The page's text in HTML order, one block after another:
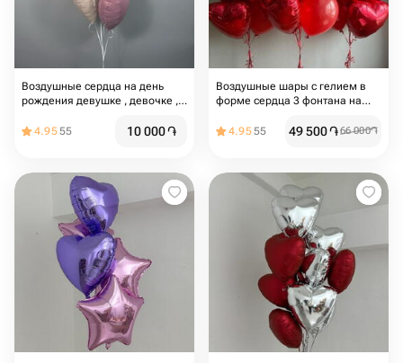
Воздушные сердца на день
рождения девушке , девочке ,
для влюбленных ,на свадьбу
4.9555 10 000֏
Воздушные шары с гелием в
форме сердца 3 фонтана на
4.9555 49 500֏66 000֏